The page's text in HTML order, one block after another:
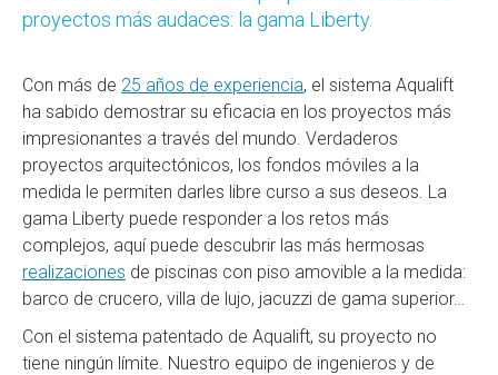
proyectos más audaces: la gama Liberty.
Con más de 25 años de experiencia, el sistema Aqualift
ha sabido demostrar su eficacia en los proyectos más
impresionantes a través del mundo. Verdaderos
proyectos arquitectónicos, los fondos móviles a la
medida le permiten darles libre curso a sus deseos. La
gama Liberty puede responder a los retos más
complejos, aquí puede descubrir las más hermosas
realizaciones de piscinas con piso amovible a la medida:
barco de crucero, villa de lujo, jacuzzi de gama superior…
Con el sistema patentado de Aqualift, su proyecto no
tiene ningún límite. Nuestro equipo de ingenieros y de